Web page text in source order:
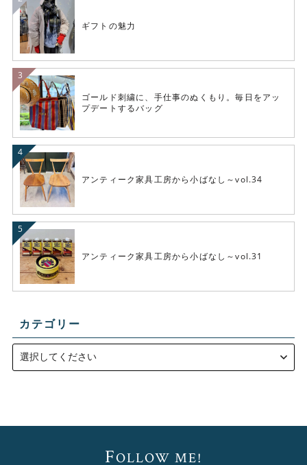
ギフトの魅力
ゴールド刺繍に、手仕事のぬくもり。毎日をアッ
プデートするバッグ
アンティーク家具工房から小ばなし～vol.34
アンティーク家具工房から小ばなし～vol.31
カテゴリー
FOLLOW ME!